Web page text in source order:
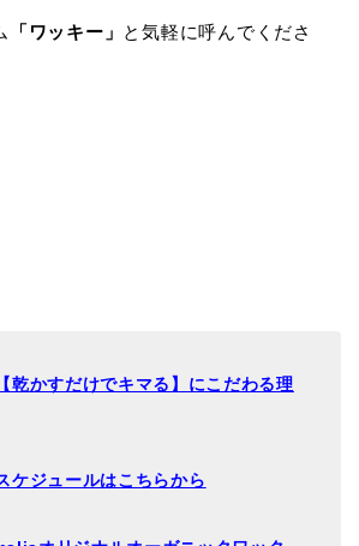
「ワッキー」 と気軽に呼んでくださ
乾かすだけでキマる】にこだわる理
ケジュールはこちらから